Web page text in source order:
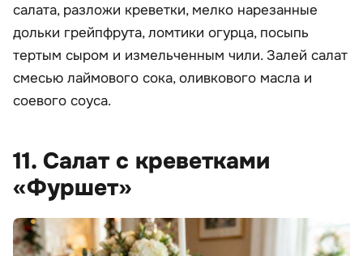
салата, разложи креветки, мелко нарезанные
дольки грейпфрута, ломтики огурца, посыпь
тертым сыром и измельченным чили. Залей салат
смесью лаймового сока, оливкового масла и
соевого соуса.
11. Салат с креветками
«Фуршет»